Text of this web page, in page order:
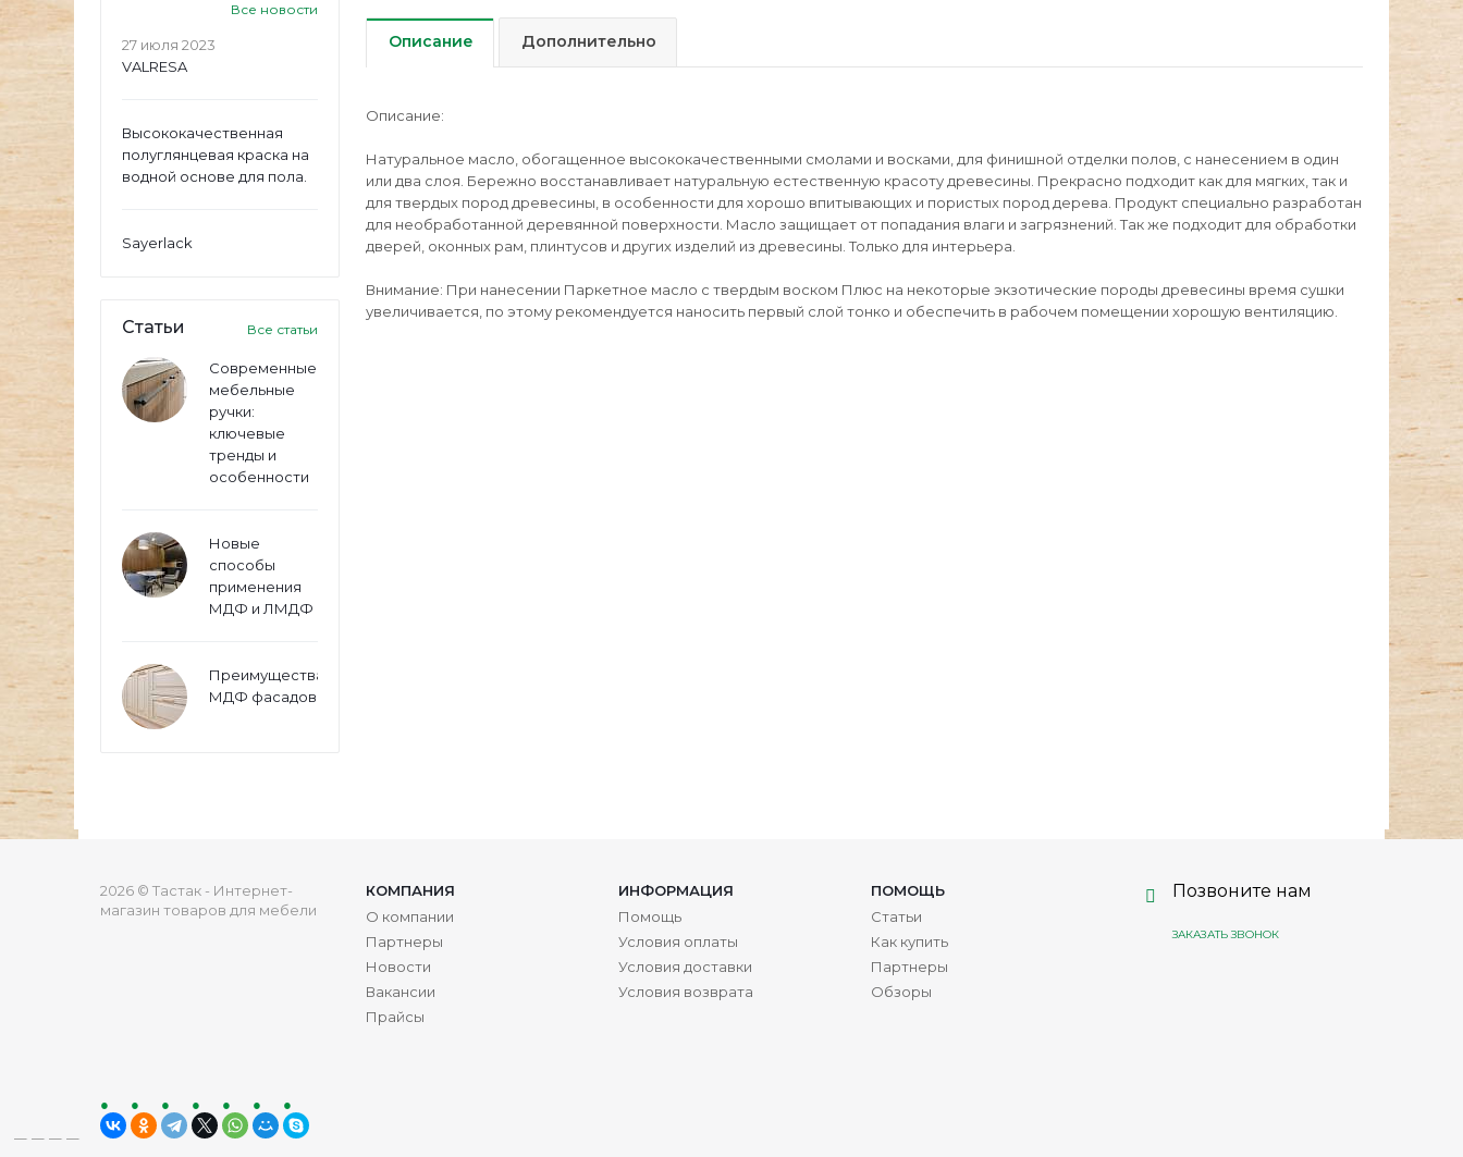
Все новости
27 июля 2023
VALRESA
Высококачественная
полуглянцевая краска на
водной основе для пола.
Sayerlack
Статьи Все статьи
Современные
мебельные
ручки:
ключевые
тренды и
особенности
Новые
способы
применения
МДФ и ЛМДФ
Преимущества
МДФ фасадов
Описание Дополнительно
Описание:
Натуральное масло, обогащенное высококачественными смолами и восками, для финишной отделки полов, с нанесением в один
или два слоя. Бережно восстанавливает натуральную естественную красоту древесины. Прекрасно подходит как для мягких, так и
для твердых пород древесины, в особенности для хорошо впитывающих и пористых пород дерева. Продукт специально разработан
для необработанной деревянной поверхности. Масло защищает от попадания влаги и загрязнений. Так же подходит для обработки
дверей, оконных рам, плинтусов и других изделий из древесины. Только для интерьера.
Внимание: При нанесении Паркетное масло с твердым воском Плюс на некоторые экзотические породы древесины время сушки
увеличивается, по этому рекомендуется наносить первый слой тонко и обеспечить в рабочем помещении хорошую вентиляцию.
2026 © Тастак - Интернет-
магазин товаров для мебели
КОМПАНИЯ ИНФОРМАЦИЯ
ПОМОЩЬ
О компании
Партнеры
Новости
Вакансии
Прайсы
Помощь
Условия оплаты
Условия доставки
Условия возврата
Статьи
Как купить
Партнеры
Обзоры
Позвоните нам
ЗАКАЗАТЬ ЗВОНОК